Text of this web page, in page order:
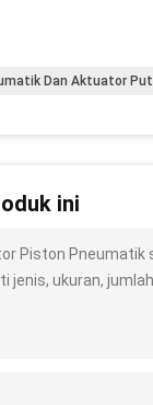
Dan Aktuator
ini
Piston Pneumatik
ukuran,